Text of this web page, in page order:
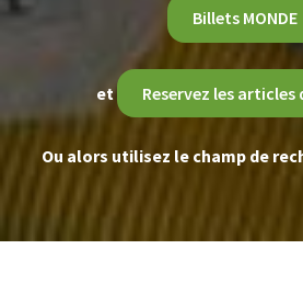
Billets MONDE
et Reservez les articles
Ou alors utilisez le champ de